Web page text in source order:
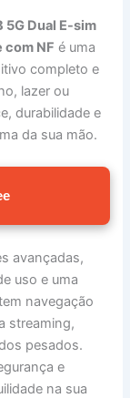
5G Dual E-sim
com NF é uma
completo e
lazer ou
durabilidade e
da sua mão.
avançadas,
uso e uma
navegação
streaming,
pesados.
e
na sua